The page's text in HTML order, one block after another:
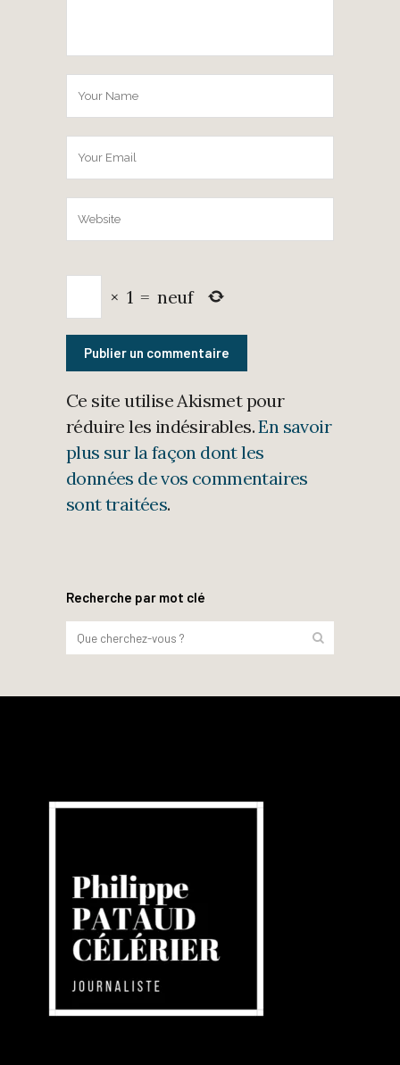
× 1 = neuf
Ce site utilise Akismet pour
réduire les indésirables.En savoir
plus sur la façon dont les
données de vos commentaires
sont traitées.
Recherche par mot clé